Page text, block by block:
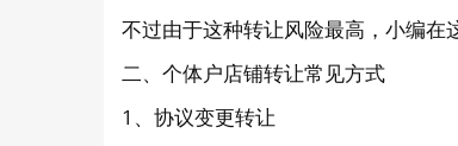
不过由于这种转让风险最高，小编在
二、个体户店铺转让常见方式
1、协议变更转让